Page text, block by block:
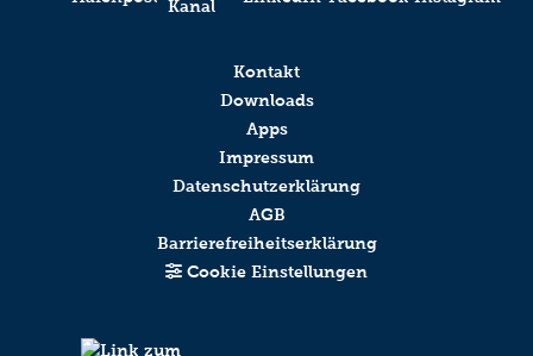
Anti-Roboter-Verifizierung
Hier klicken
Captcha ⇗
Kontakt
Downloads
Apps
Impressum
Datenschutzerklärung
AGB
Barrierefreiheitserklärung
Cookie Einstellungen